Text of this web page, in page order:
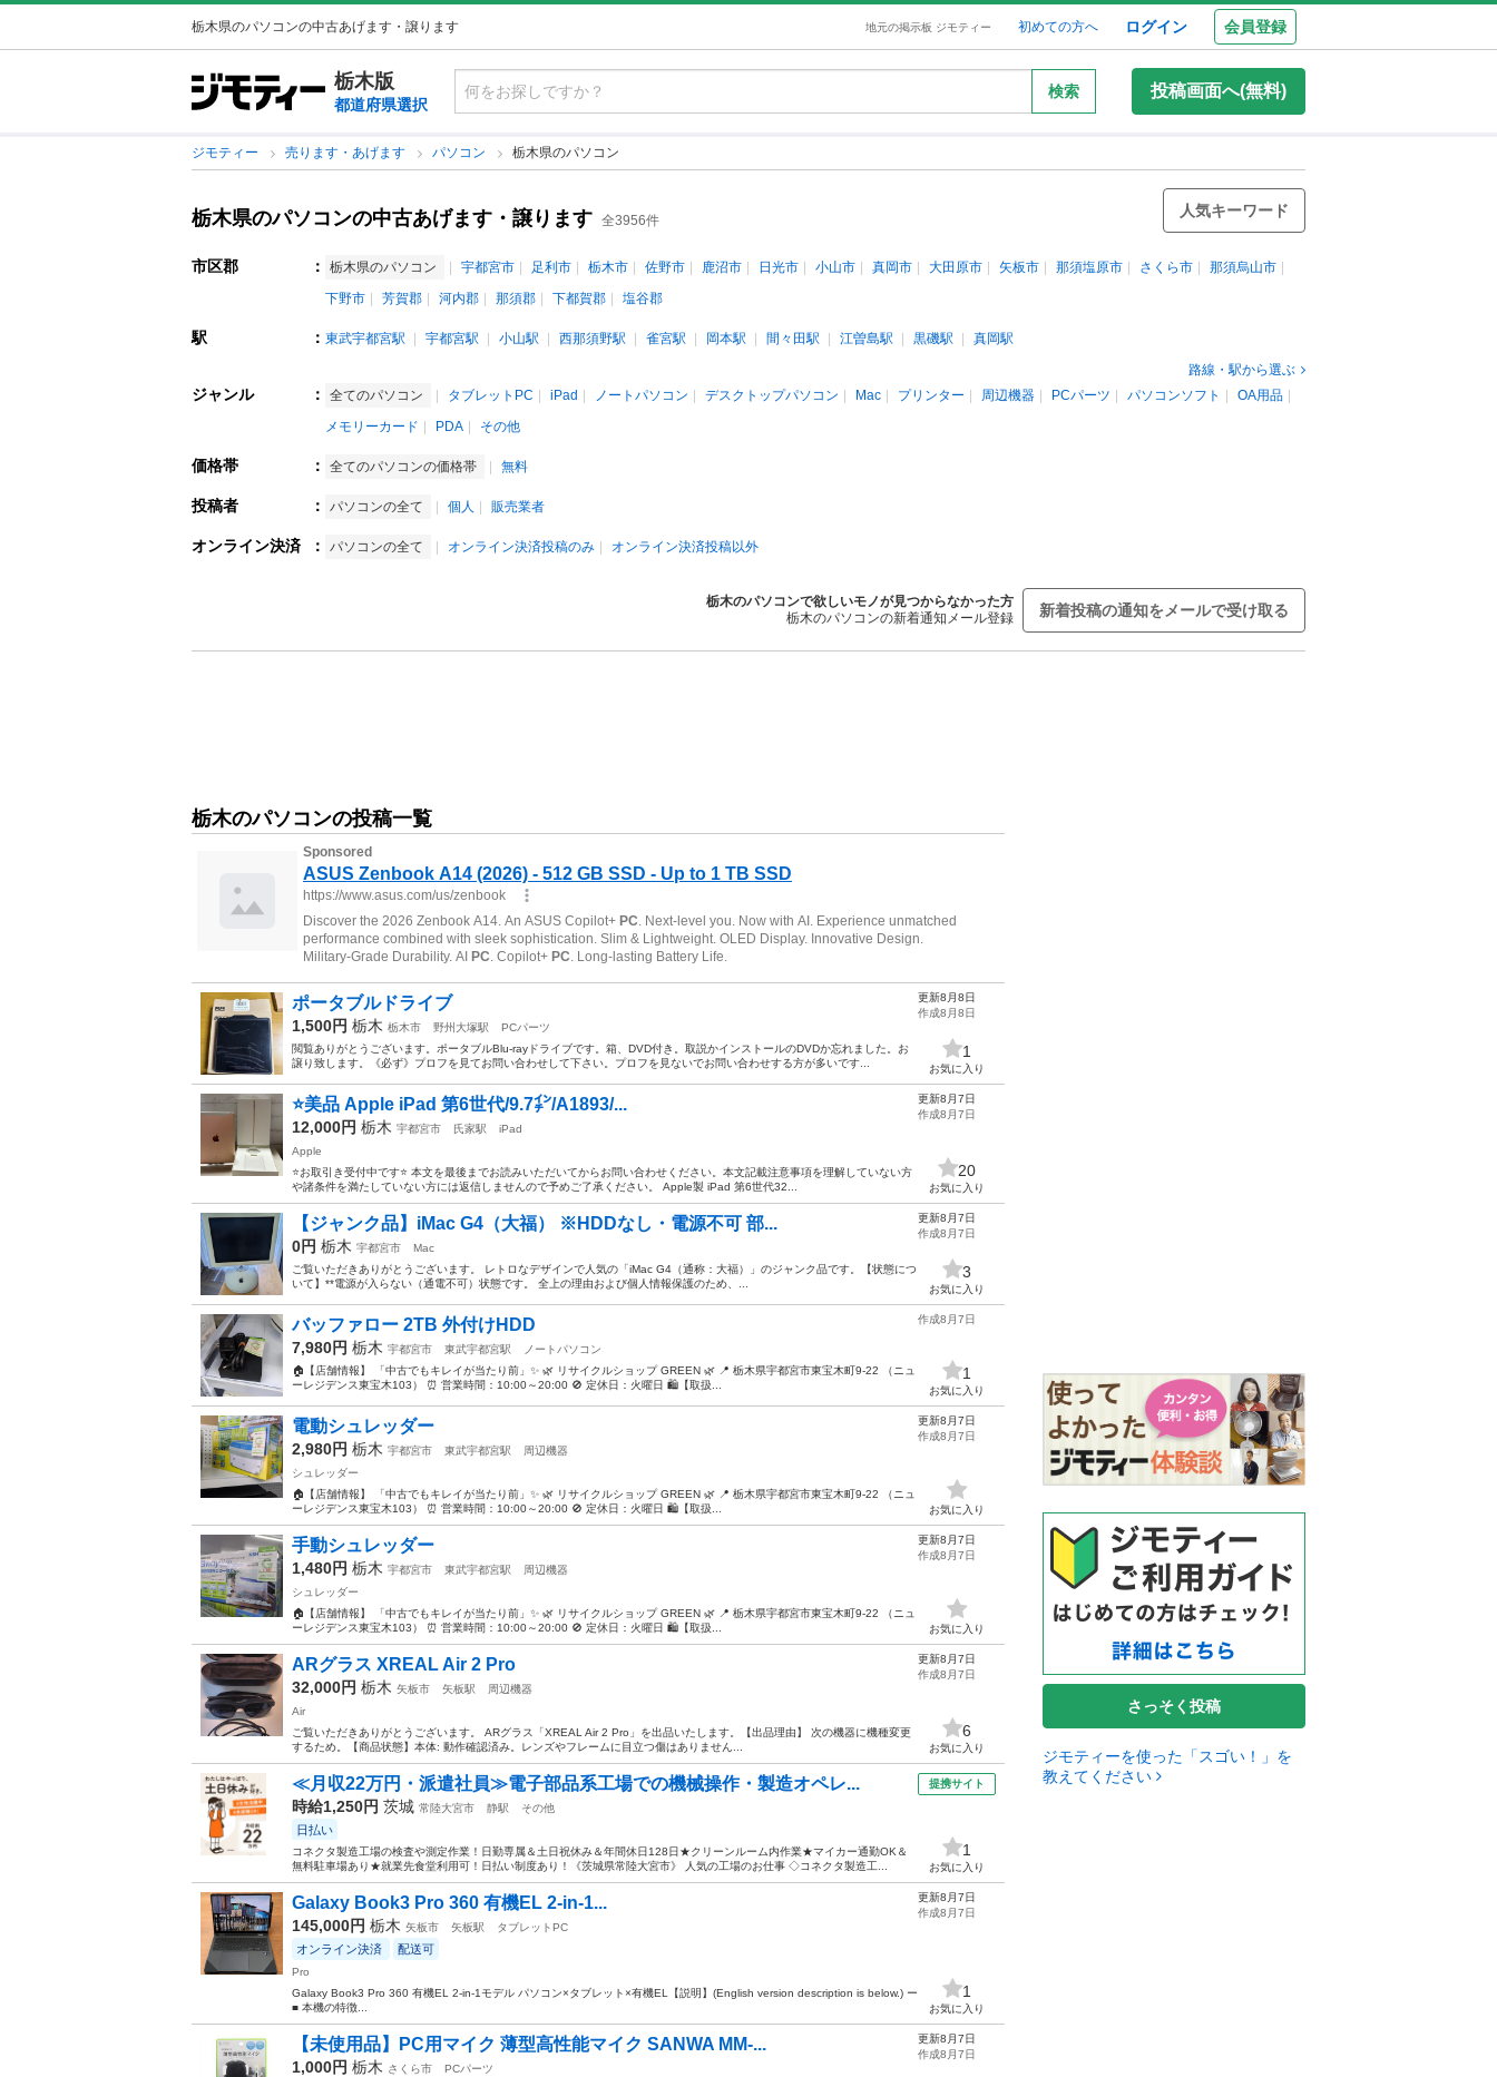
栃木県のパソコンの中古あげます・譲ります 地元の掲示板 ジモティー 初めての方へ ログイン 会員登録
栃木版
都道府県選択
検索 投稿画面へ(無料)
ジモティー 売ります・あげます パソコン 栃木県のパソコン
栃木県のパソコンの中古あげます・譲ります 全3956件
人気キーワード
市区郡 ： 栃木県のパソコン 宇都宮市 足利市 栃木市 佐野市 鹿沼市 日光市 小山市 真岡市 大田原市 矢板市 那須塩原市 さくら市
那須烏山市
下野市
芳賀郡 河内郡 那須郡 下都賀郡 塩谷郡
駅 ： 東武宇都宮駅 宇都宮駅 小山駅 西那須野駅 雀宮駅 岡本駅 間々田駅 江曽島駅 黒磯駅
真岡駅
路線・駅から選ぶ
ジャンル ： 全てのパソコン タブレットPC iPad ノートパソコン デスクトップパソコン Mac プリンター 周辺機器 PCパーツ パソコンソフト
OA用品
メモリーカード
PDA その他
価格帯 ： 全てのパソコンの価格帯 無料
投稿者 ： パソコンの全て 個人 販売業者
オンライン決済 ： パソコンの全て オンライン決済投稿のみ オンライン決済投稿以外
栃木のパソコンで欲しいモノが見つからなかった方
栃木のパソコンの新着通知メール登録
新着投稿の通知をメールで受け取る
栃木のパソコンの投稿一覧
ポータブルドライブ
1,500円 栃木 栃木市 野州大塚駅
PCパーツ
閲覧ありがとうございます。ポータブルBlu-rayドライブです。箱、DVD付き。取説かインストールのDVDか忘れました。お
譲り致します。《必ず》プロフを見てお問い合わせして下さい。プロフを見ないでお問い合わせする方が多いです...
更新8月8日
作成8月8日
1
お気に入り
⭐️美品 Apple iPad 第6世代/9.7㌅/A1893/...
12,000円 栃木 宇都宮市 氏家駅
iPad
Apple
⭐️お取引き受付中です⭐️ 本文を最後までお読みいただいてからお問い合わせください。本文記載注意事項を理解していない方
や諸条件を満たしていない方には返信しませんので予めご了承ください。 Apple製 iPad 第6世代32...
更新8月7日
作成8月7日
20
お気に入り
【ジャンク品】iMac G4（大福） ※HDDなし・電源不可 部...
0円 栃木 宇都宮市
Mac
ご覧いただきありがとうございます。 レトロなデザインで人気の「iMac G4（通称：大福）」のジャンク品です。 ​【状態につ
いて】 ​**電源が入らない（通電不可）状態です。 全上の理由および個人情報保護のため、...
更新8月7日
作成8月7日
3
お気に入り
バッファロー 2TB 外付けHDD
7,980円 栃木 宇都宮市 東武宇都宮駅
ノートパソコン
🏠【店舗情報】 「中古でもキレイが当たり前」✨ 🌿 リサイクルショップ GREEN 🌿 📍 栃木県宇都宮市東宝木町9-22 （ニュ
ーレジデンス東宝木103） ⏰ 営業時間：10:00～20:00 🚫 定休日：火曜日 🛍【取扱...
作成8月7日
1
お気に入り
電動シュレッダー
2,980円 栃木 宇都宮市 東武宇都宮駅
周辺機器
シュレッダー
🏠【店舗情報】 「中古でもキレイが当たり前」✨ 🌿 リサイクルショップ GREEN 🌿 📍 栃木県宇都宮市東宝木町9-22 （ニュ
ーレジデンス東宝木103） ⏰ 営業時間：10:00～20:00 🚫 定休日：火曜日 🛍【取扱...
更新8月7日
作成8月7日
お気に入り
手動シュレッダー
1,480円 栃木 宇都宮市 東武宇都宮駅
周辺機器
シュレッダー
🏠【店舗情報】 「中古でもキレイが当たり前」✨ 🌿 リサイクルショップ GREEN 🌿 📍 栃木県宇都宮市東宝木町9-22 （ニュ
ーレジデンス東宝木103） ⏰ 営業時間：10:00～20:00 🚫 定休日：火曜日 🛍【取扱...
更新8月7日
作成8月7日
お気に入り
ARグラス XREAL Air 2 Pro
32,000円 栃木 矢板市 矢板駅
周辺機器
Air
ご覧いただきありがとうございます。 ARグラス「XREAL Air 2 Pro」を出品いたします。 ​【出品理由】 次の機器に機種変更
するため。 ​【商品状態】 ​本体: 動作確認済み。レンズやフレームに目立つ傷はありません...
更新8月7日
作成8月7日
6
お気に入り
≪月収22万円・派遣社員≫電子部品系工場での機械操作・製造オペレ...
時給1,250円 茨城 常陸大宮市 静駅 その他
日払い
コネクタ製造工場の検査や測定作業！日勤専属＆土日祝休み＆年間休日128日★クリーンルーム内作業★マイカー通勤OK＆
無料駐車場あり★就業先食堂利用可！日払い制度あり！《茨城県常陸大宮市》 人気の工場のお仕事 ◇コネクタ製造工...
提携サイト
1
お気に入り
Galaxy Book3 Pro 360 有機EL 2-in-1...
145,000円 栃木 矢板市 矢板駅 タブレットPC
オンライン決済 配送可
Pro
Galaxy Book3 Pro 360 有機EL 2-in-1モデル パソコン×タブレット×有機EL ​【説明】(English version description is below.) ー ​
■ 本機の特徴...
更新8月7日
作成8月7日
1
お気に入り
【未使用品】PC用マイク 薄型高性能マイク SANWA MM-...
1,000円 栃木 さくら市
PCパーツ
更新8月7日
作成8月7日
さっそく投稿
ジモティーを使った「スゴい！」を
教えてください